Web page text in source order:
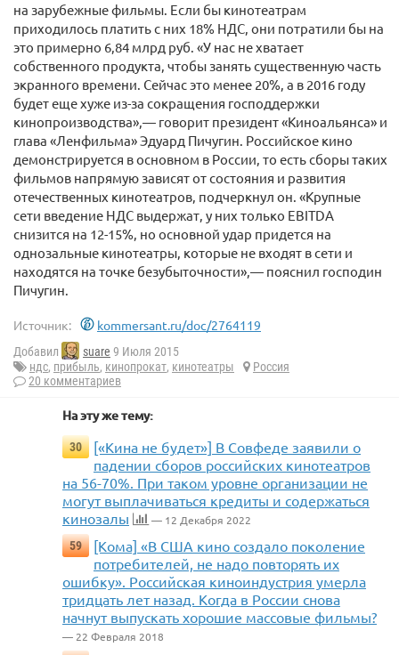
на зарубежные фильмы. Если бы кинотеатрам
приходилось платить с них 18% НДС, они потратили бы на
это примерно 6,84 млрд руб. «У нас не хватает
собственного продукта, чтобы занять существенную часть
экранного времени. Сейчас это менее 20%, а в 2016 году
будет еще хуже из-за сокращения господдержки
кинопроизводства»,— говорит президент «Киноальянса» и
глава «Ленфильма» Эдуард Пичугин. Российское кино
демонстрируется в основном в России, то есть сборы таких
фильмов напрямую зависят от состояния и развития
отечественных кинотеатров, подчеркнул он. «Крупные
сети введение НДС выдержат, у них только EBITDA
снизится на 12-15%, но основной удар придется на
однозальные кинотеатры, которые не входят в сети и
находятся на точке безубыточности»,— пояснил господин
Пичугин.
Источник: kommersant.ru/doc/2764119
Добавил suare 9 Июля 2015
ндс, прибыль, кинопрокат, кинотеатры
Россия
20 комментариев
На эту же тему:
30
[«Кина не будет»] В Совфеде заявили о
падении сборов российских кинотеатров
на 56-70%. При таком уровне организации не
могут выплачиваться кредиты и содержаться
кинозалы
— 12 Декабря 2022
59
[Кома] «В США кино создало поколение
потребителей, не надо повторять их
ошибку». Российская киноиндустрия умерла
тридцать лет назад. Когда в России снова
начнут выпускать хорошие массовые фильмы?
— 22 Февраля 2018